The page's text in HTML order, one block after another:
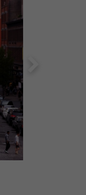
0_full